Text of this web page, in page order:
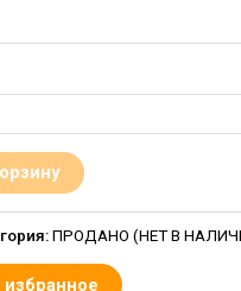
ПРОДАНО (НЕТ В